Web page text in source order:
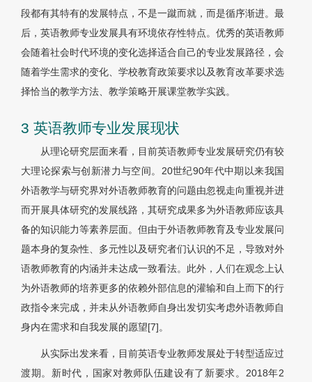
段都有其特有的发展特点，不是一蹴而就，而是循序渐进。最
后，英语教师专业发展具有环境依存性特点。优秀的英语教师
会随着社会时代环境的变化选择适合自己的专业发展路径，会
随着学生需求的变化、学校教育政策要求以及教育改革要求选
择恰当的教学方法、教学策略开展课堂教学实践。
3 英语教师专业发展现状
从理论研究层面来看，目前英语教师专业发展研究仍有较
大理论探索与创新潜力与空间。20世纪90年代中期以来我国
外语教学与研究界对外语教师教育的问题由忽视走向重视并进
而开展具体研究的发展线路，其研究成果多为外语教师应该具
备的知识能力等素养层面。但由于外语教师教育及专业发展问
题本身的复杂性、多元性以及研究者们认识的不足，导致对外
语教师教育的内涵并未达成一致看法。此外，人们在观念上认
为外语教师的培养更多的依赖外部信息的灌输和自上而下的行
政指令来完成，并未从外语教师自身出发切实考虑外语教师自
身内在需求和自我发展的愿望[7]。
从实际出发来看，目前英语专业教师发展处于转型适应过
渡期。新时代，国家对教师队伍建设有了新要求。2018年2